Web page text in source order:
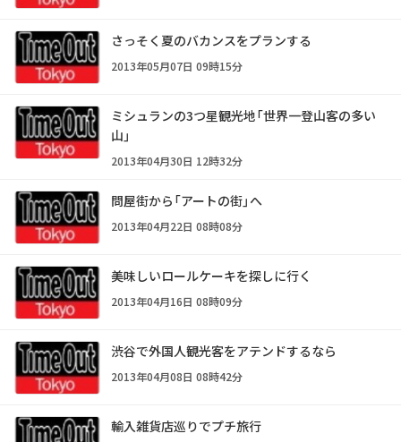
さっそく夏のバカンスをプランする
2013年05月07日 09時15分
ミシュランの3つ星観光地「世界一登山客の多い
山」
2013年04月30日 12時32分
問屋街から「アートの街」へ
2013年04月22日 08時08分
美味しいロールケーキを探しに行く
2013年04月16日 08時09分
渋谷で外国人観光客をアテンドするなら
2013年04月08日 08時42分
輸入雑貨店巡りでプチ旅行